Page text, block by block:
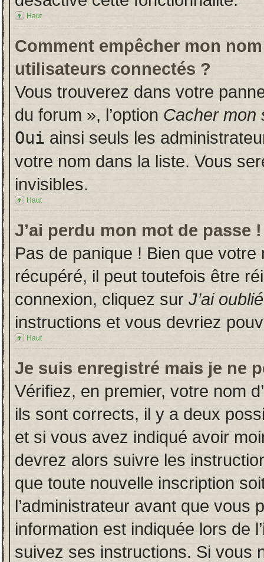
Haut
Comment empêcher mon
utilisateurs connectés ?
Vous trouverez dans votre
du forum », l’option Cacher mon
Oui ainsi seuls les
votre nom dans la liste. Vous
invisibles.
Haut
J’ai perdu mon mot de passe !
Pas de panique ! Bien que
récupéré, il peut toutefois être
connexion, cliquez sur J’ai
instructions et vous devriez
Haut
Je suis enregistré mais je ne
Vérifiez, en premier, votre nom
ils sont corrects, il y a deux
et si vous avez indiqué avoir
devrez alors suivre les
que toute nouvelle inscription
l’administrateur avant que vous
information est indiquée lors de
suivez ses instructions. Si vous